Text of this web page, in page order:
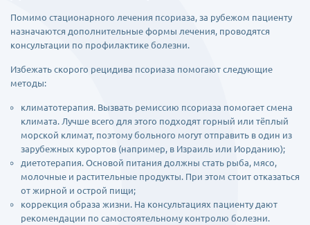
Помимо стационарного лечения псориаза, за рубежом пациенту
назначаются дополнительные формы лечения, проводятся
консультации по профилактике болезни.
Избежать скорого рецидива псориаза помогают следующие
методы:
климатотерапия. Вызвать ремиссию псориаза помогает смена
климата. Лучше всего для этого подходят горный или тёплый
морской климат, поэтому больного могут отправить в один из
зарубежных курортов (например, в Израиль или Иорданию);
диетотерапия. Основой питания должны стать рыба, мясо,
молочные и растительные продукты. При этом стоит отказаться
от жирной и острой пищи;
коррекция образа жизни. На консультациях пациенту дают
рекомендации по самостоятельному контролю болезни.